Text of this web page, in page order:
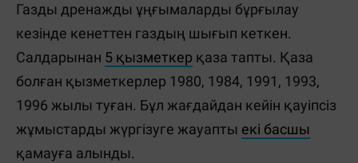
Газды дренажды ұңғымаларды бұрғылау
кезінде кенеттен газдың шығып кеткен.
Салдарынан 5 қызметкер қаза тапты. Қаза
болған қызметкерлер 1980, 1984, 1991, 1993,
1996 жылы туған. Бұл жағдайдан кейін қауіпсіз
жұмыстарды жүргізуге жауапты екі басшы
қамауға алынды.